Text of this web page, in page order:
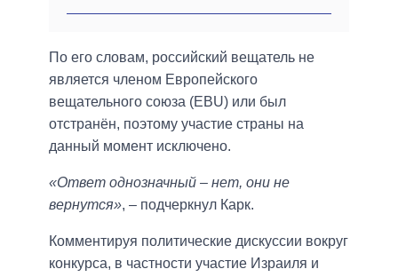
По его словам, российский вещатель не
является членом Европейского
вещательного союза (EBU) или был
отстранён, поэтому участие страны на
данный момент исключено.
«Ответ однозначный – нет, они не
вернутся», – подчеркнул Карк.
Комментируя политические дискуссии вокруг
конкурса, в частности участие Израиля и